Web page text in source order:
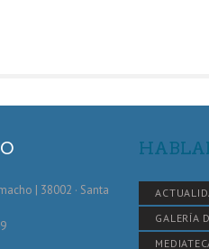
| 38002 · Santa
GALERÍA